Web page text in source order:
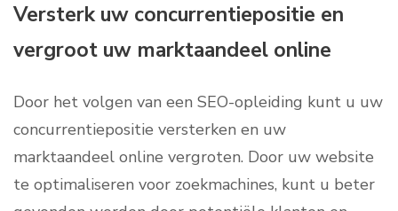
Versterk uw concurrentiepositie en
vergroot uw marktaandeel online
Door het volgen van een SEO-opleiding kunt u uw
concurrentiepositie versterken en uw
marktaandeel online vergroten. Door uw website
te optimaliseren voor zoekmachines, kunt u beter